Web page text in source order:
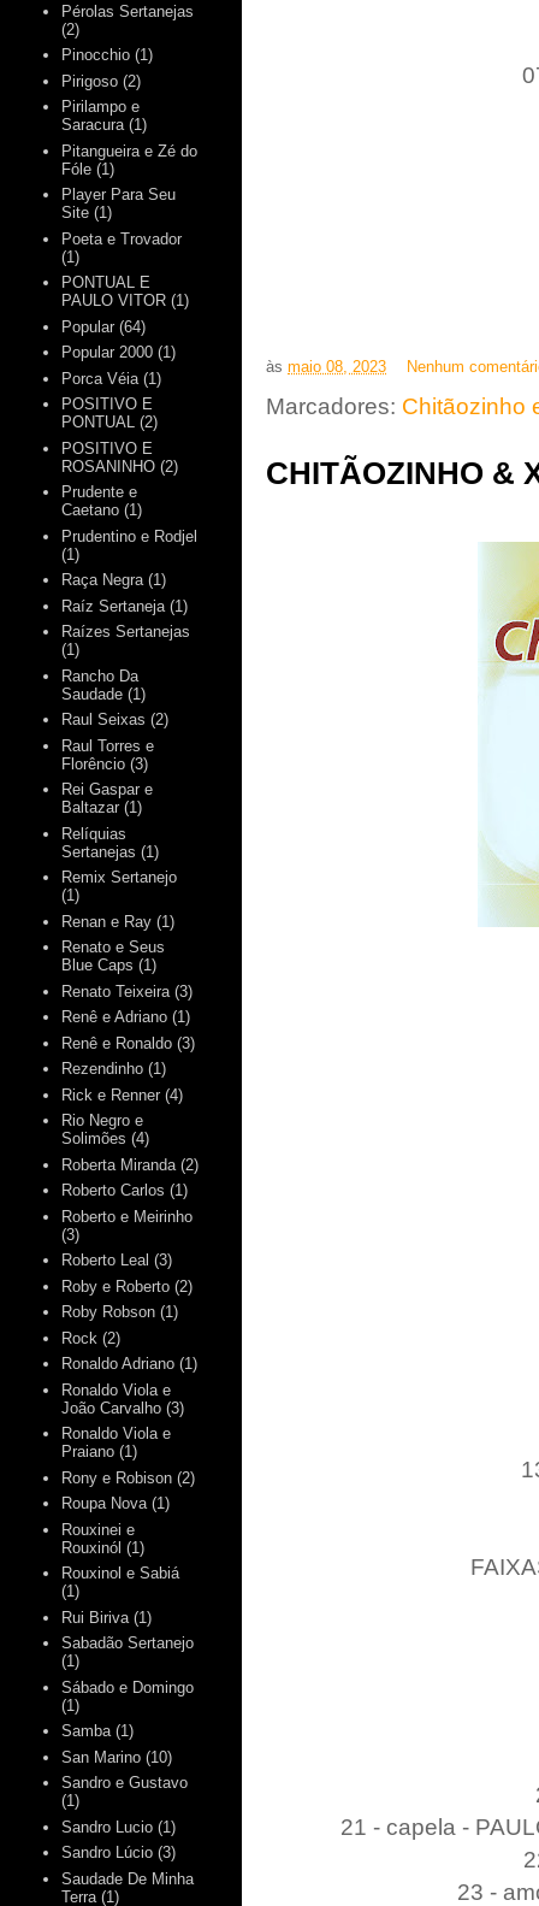
às maio 08, 2023 Nenhum
Marcadores: Chitãozinho
CHITÃOZINHO &
21 - capela -
23 -
Pérolas Sertanejas
(2)
Pinocchio (1)
Pirigoso (2)
Pirilampo e
Saracura (1)
Pitangueira e Zé do
Fóle (1)
Player Para Seu
Site (1)
Poeta e Trovador
(1)
PONTUAL E
PAULO VITOR (1)
Popular (64)
Popular 2000 (1)
Porca Véia (1)
POSITIVO E
PONTUAL (2)
POSITIVO E
ROSANINHO (2)
Prudente e
Caetano (1)
Prudentino e Rodjel
(1)
Raça Negra (1)
Raíz Sertaneja (1)
Raízes Sertanejas
(1)
Rancho Da
Saudade (1)
Raul Seixas (2)
Raul Torres e
Florêncio (3)
Rei Gaspar e
Baltazar (1)
Relíquias
Sertanejas (1)
Remix Sertanejo
(1)
Renan e Ray (1)
Renato e Seus
Blue Caps (1)
Renato Teixeira (3)
Renê e Adriano (1)
Renê e Ronaldo (3)
Rezendinho (1)
Rick e Renner (4)
Rio Negro e
Solimões (4)
Roberta Miranda (2)
Roberto Carlos (1)
Roberto e Meirinho
(3)
Roberto Leal (3)
Roby e Roberto (2)
Roby Robson (1)
Rock (2)
Ronaldo Adriano (1)
Ronaldo Viola e
João Carvalho (3)
Ronaldo Viola e
Praiano (1)
Rony e Robison (2)
Roupa Nova (1)
Rouxinei e
Rouxinól (1)
Rouxinol e Sabiá
(1)
Rui Biriva (1)
Sabadão Sertanejo
(1)
Sábado e Domingo
(1)
Samba (1)
San Marino (10)
Sandro e Gustavo
(1)
Sandro Lucio (1)
Sandro Lúcio (3)
Saudade De Minha
Terra (1)